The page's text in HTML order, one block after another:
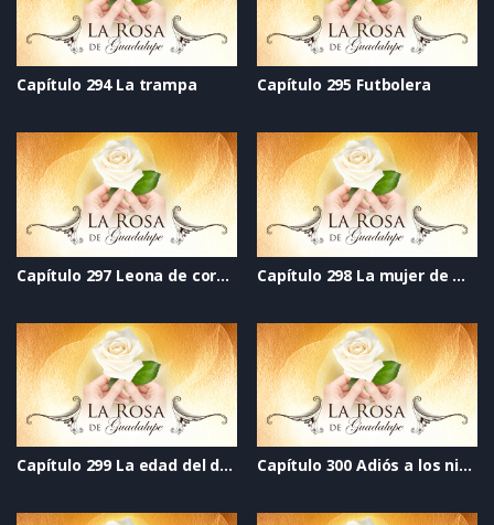
Capítulo 294 La trampa Capítulo 295 Futbolera
Capítulo 297 Leona de corazón Capítulo 298 La mujer de mi vida
Capítulo 299 La edad del deseo Capítulo 300 Adiós a los ninis